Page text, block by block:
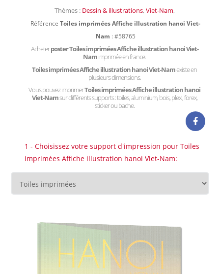
Thèmes : Dessin & illustrations, Viet-Nam,
Référence Toiles imprimées Affiche illustration hanoi Viet-
Nam : #58765
Acheterposter Toiles imprimées Affiche illustration hanoi Viet-
Namimprimée en france.
Toiles imprimées Affiche illustration hanoi Viet-Namexiste en
plusieurs dimensions.
Vous pouvez imprimerToiles imprimées Affiche illustration hanoi
Viet-Namsur différents supports : toiles, aluminium, bois, plexi, forex,
sticker ou bache.
1 - Choisissez votre support d'impression pour Toiles
imprimées Affiche illustration hanoi Viet-Nam: